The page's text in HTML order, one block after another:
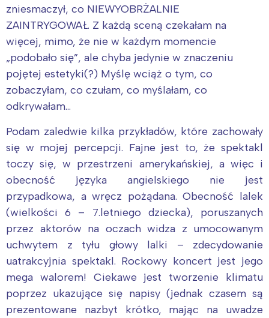
zniesmaczył, co NIEWYOBRŻALNIE
ZAINTRYGOWAŁ. Z każdą sceną czekałam na
więcej, mimo, że nie w każdym momencie
„podobało się”, ale chyba jedynie w znaczeniu
pojętej estetyki(?) Myślę wciąż o tym, co
zobaczyłam, co czułam, co myślałam, co
odkrywałam…
Podam zaledwie kilka przykładów, które zachowały
się w mojej percepcji. Fajne jest to, że spektakl
toczy się, w przestrzeni amerykańskiej, a więc i
obecność języka angielskiego nie jest
przypadkowa, a wręcz pożądana. Obecność lalek
(wielkości 6 – 7.letniego dziecka), poruszanych
przez aktorów na oczach widza z umocowanym
uchwytem z tyłu głowy lalki – zdecydowanie
uatrakcyjnia spektakl. Rockowy koncert jest jego
mega walorem! Ciekawe jest tworzenie klimatu
poprzez ukazujące się napisy (jednak czasem są
prezentowane nazbyt krótko, mając na uwadze